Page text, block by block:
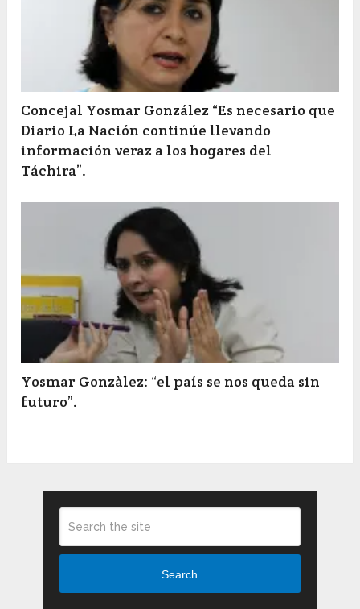
Concejal Yosmar González “Es necesario que
Diario La Nación continúe llevando
información veraz a los hogares del
Táchira”.
Yosmar Gonzàlez: “el país se nos queda sin
futuro”.
Search